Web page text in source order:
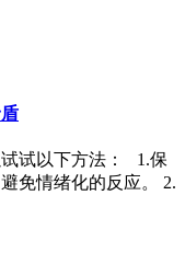
试以下方法： 1.保
免情绪化的反应。 2.